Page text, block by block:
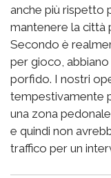
anche più rispetto
mantenere la città
Secondo è
per gioco,
porfido. I nostri
tempestivamente
una zona
e quindi non
traffico per un